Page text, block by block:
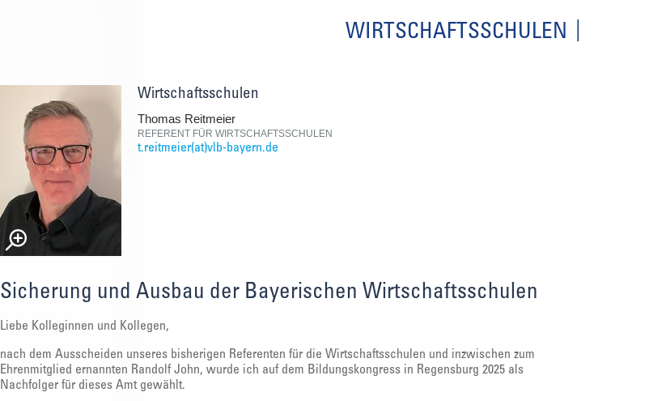
WIRTSCHAFTSSCHULEN
Wirtschaftsschulen
Thomas Reitmeier
REFERENT FÜR WIRTSCHAFTSSCHULEN
t.reitmeier(at)vlb-bayern.de
Sicherung und Ausbau der Bayerischen Wirtschaftsschulen
Liebe Kolleginnen und Kollegen,
nach dem Ausscheiden unseres bisherigen Referenten für die Wirtschaftsschulen und inzwischen zum
Ehrenmitglied ernannten Randolf John, wurde ich auf dem Bildungskongress in Regensburg 2025 als
Nachfolger für dieses Amt gewählt.